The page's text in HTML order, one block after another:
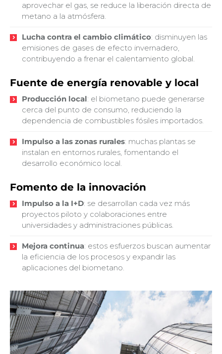
aprovechar el gas, se reduce la liberación directa de
metano a la atmósfera.
Lucha contra el cambio climático: disminuyen las
emisiones de gases de efecto invernadero,
contribuyendo a frenar el calentamiento global.
Fuente de energía renovable y local
Producción local: el biometano puede generarse
cerca del punto de consumo, reduciendo la
dependencia de combustibles fósiles importados.
Impulso a las zonas rurales: muchas plantas se
instalan en entornos rurales, fomentando el
desarrollo económico local.
Fomento de la innovación
Impulso a la I+D: se desarrollan cada vez más
proyectos piloto y colaboraciones entre
universidades y administraciones públicas.
Mejora continua: estos esfuerzos buscan aumentar
la eficiencia de los procesos y expandir las
aplicaciones del biometano.